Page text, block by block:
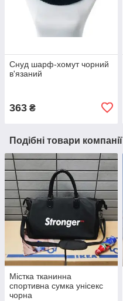
Снуд шарф-хомут чорний
в'язаний
363 ₴
Подібні товари компанії
Містка тканинна
спортивна сумка унісекс
чорна